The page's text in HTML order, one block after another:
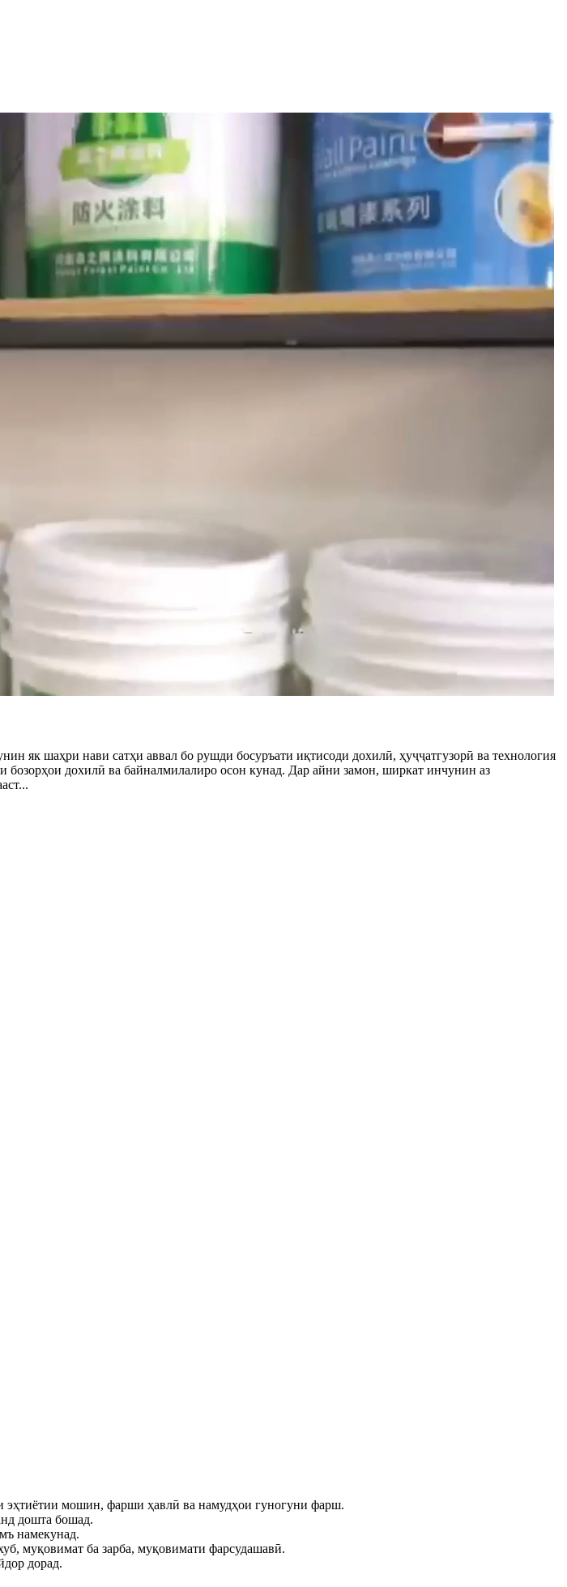
як шаҳри нави сатҳи аввал бо рушди босуръати иқтисоди дохилӣ, ҳуҷҷатгузорӣ ва технология
дохилӣ ва байналмилалиро осон кунад. Дар айни замон, ширкат инчунин аз
эҳтиётии мошин, фарши ҳавлӣ ва намудҳои гуногуни фарш.
дошта бошад.
намекунад.
муқовимат ба зарба, муқовимати фарсудашавӣ.
дорад.